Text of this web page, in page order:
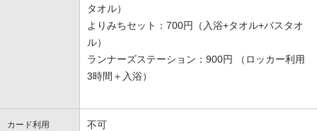
タオル）
よりみちセット：700円（入浴+タオル+バスタオ
ル）
ランナーズステーション：900円 （ロッカー利用
3時間＋入浴）
カード利用 不可